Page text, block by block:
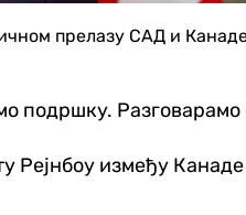
прелазу САД и
Рејнбоу између